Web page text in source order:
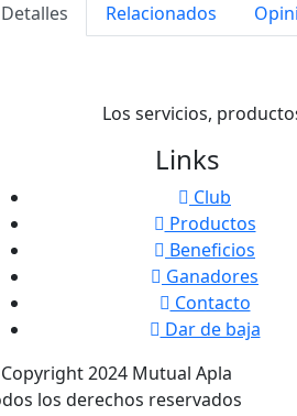
Detalles Relacionados
Los servicios,
Links
Club
Productos
Beneficios
Ganadores
Contacto
Dar de baja
2024 Mutual Apla
los derechos reservados